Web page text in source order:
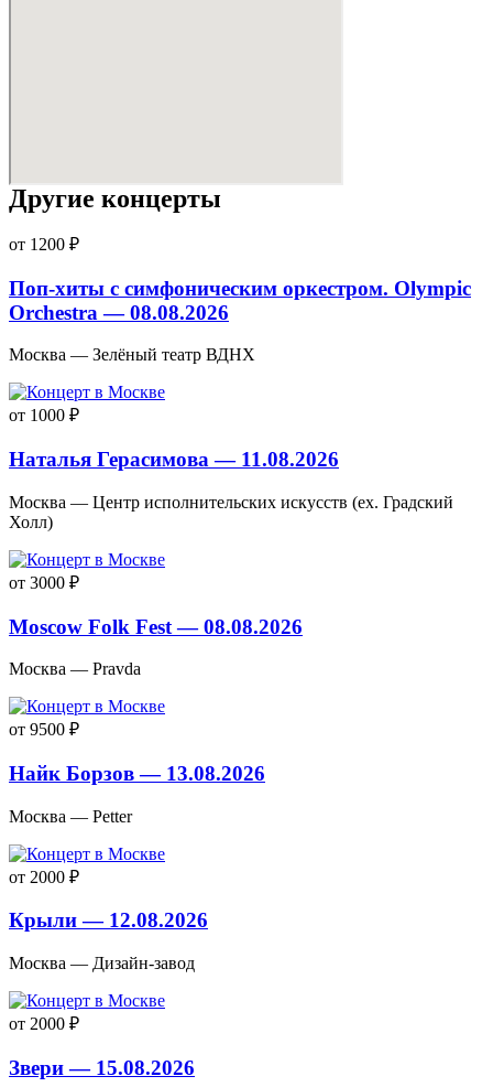
Другие концерты
от 1200 ₽
Поп-хиты с симфоническим оркестром. Olympic
Orchestra — 08.08.2026
Москва — Зелёный театр ВДНХ
от 1000 ₽
Наталья Герасимова — 11.08.2026
Москва — Центр исполнительских искусств (ex. Градский
Холл)
от 3000 ₽
Moscow Folk Fest — 08.08.2026
Москва — Pravda
от 9500 ₽
Найк Борзов — 13.08.2026
Москва — Petter
от 2000 ₽
Крыли — 12.08.2026
Москва — Дизайн-завод
от 2000 ₽
Звери — 15.08.2026